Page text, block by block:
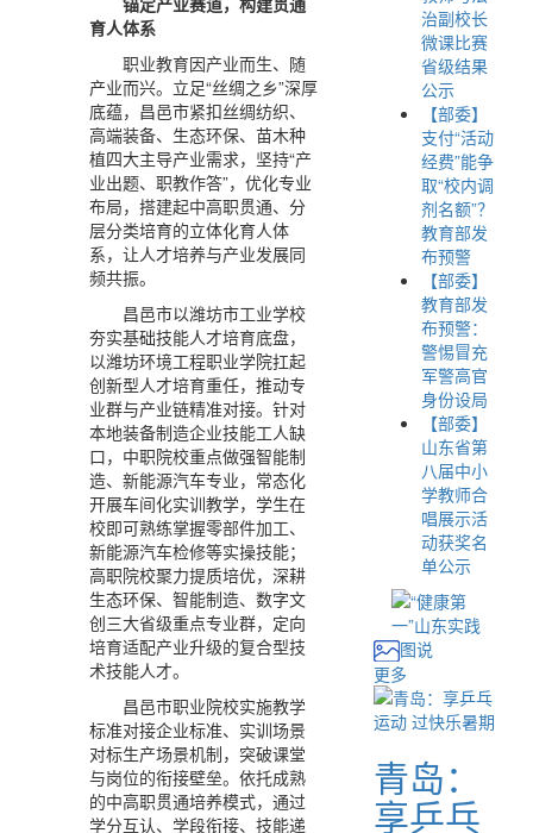
育人体系
职业教育因产业而生、随
产业而兴。立足“丝绸之乡”深厚
底蕴，昌邑市紧扣丝绸纺织、
高端装备、生态环保、苗木种
植四大主导产业需求，坚持“产
业出题、职教作答”，优化专业
布局，搭建起中高职贯通、分
层分类培育的立体化育人体
系，让人才培养与产业发展同
频共振。
昌邑市以潍坊市工业学校
夯实基础技能人才培育底盘，
以潍坊环境工程职业学院扛起
创新型人才培育重任，推动专
业群与产业链精准对接。针对
本地装备制造企业技能工人缺
口，中职院校重点做强智能制
造、新能源汽车专业，常态化
开展车间化实训教学，学生在
校即可熟练掌握零部件加工、
新能源汽车检修等实操技能；
高职院校聚力提质培优，深耕
生态环保、智能制造、数字文
创三大省级重点专业群，定向
培育适配产业升级的复合型技
术技能人才。
昌邑市职业院校实施教学
标准对接企业标准、实训场景
对标生产场景机制，突破课堂
与岗位的衔接壁垒。依托成熟
的中高职贯通培养模式，通过
学分互认、学段衔接、技能递
治副校长
微课比赛
省级结果
公示
【部委】
支付“活动
经费”能争
取“校内调
剂名额”？
教育部发
布预警
【部委】
教育部发
布预警：
警惕冒充
军警高官
身份设局
【部委】
山东省第
八届中小
学教师合
唱展示活
动获奖名
单公示
图说
更多
青岛：
享乒乓